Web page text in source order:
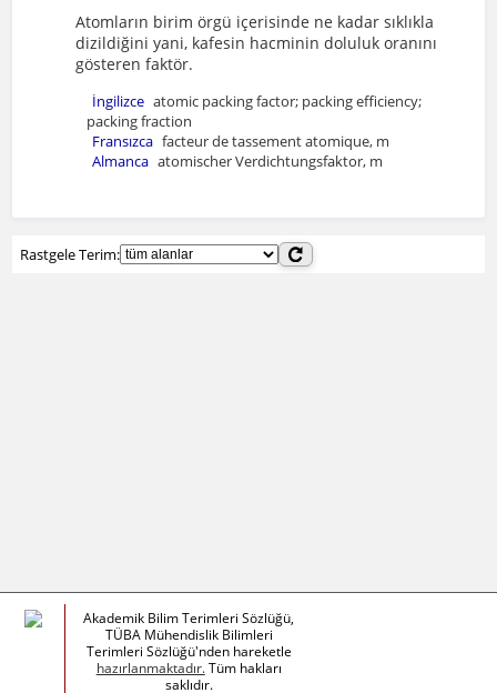
Atomların birim örgü içerisinde ne kadar sıklıkla
dizildiğini yani, kafesin hacminin doluluk oranını
gösteren faktör.
İngilizce atomic packing factor; packing efficiency;
packing fraction
Fransızca facteur de tassement atomique, m
Almanca atomischer Verdichtungsfaktor, m
Rastgele Terim:
Akademik Bilim Terimleri Sözlüğü,
TÜBA Mühendislik Bilimleri
Terimleri Sözlüğü'nden hareketle
hazırlanmaktadır.Tüm hakları
saklıdır.